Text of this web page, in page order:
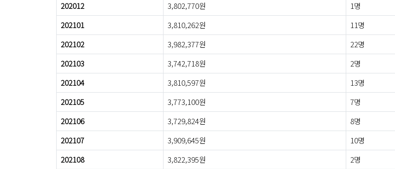
202012
3,802,770원 1명
202101
3,810,262원 11명
202102
3,982,377원 22명
202103
3,742,718원 2명
202104
3,810,597원 13명
202105
3,773,100원 7명
202106
3,729,824원 8명
202107
3,909,645원 10명
202108
3,822,395원 2명